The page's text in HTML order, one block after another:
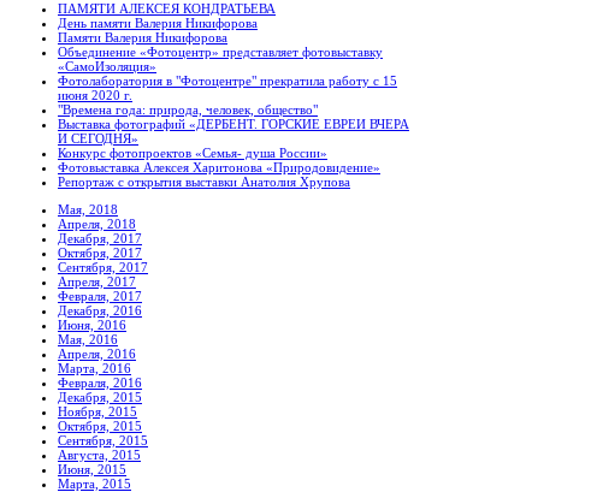
ПАМЯТИ АЛЕКСЕЯ КОНДРАТЬЕВА
День памяти Валерия Никифорова
Памяти Валерия Никифорова
Объединение «Фотоцентр» представляет фотовыставку
«СамоИзоляция»
Фотолаборатория в "Фотоцентре" прекратила работу с 15
июня 2020 г.
"Времена года: природа, человек, общество"
Выставка фотографий «ДЕРБЕНТ. ГОРСКИЕ ЕВРЕИ ВЧЕРА
И СЕГОДНЯ»
Конкурс фотопроектов «Семья- душа России»
Фотовыставка Алексея Харитонова «Природовидение»
Репортаж с открытия выставки Анатолия Хрупова
Мая, 2018
Апреля, 2018
Декабря, 2017
Октября, 2017
Сентября, 2017
Апреля, 2017
Февраля, 2017
Декабря, 2016
Июня, 2016
Мая, 2016
Апреля, 2016
Марта, 2016
Февраля, 2016
Декабря, 2015
Ноября, 2015
Октября, 2015
Сентября, 2015
Августа, 2015
Июня, 2015
Марта, 2015